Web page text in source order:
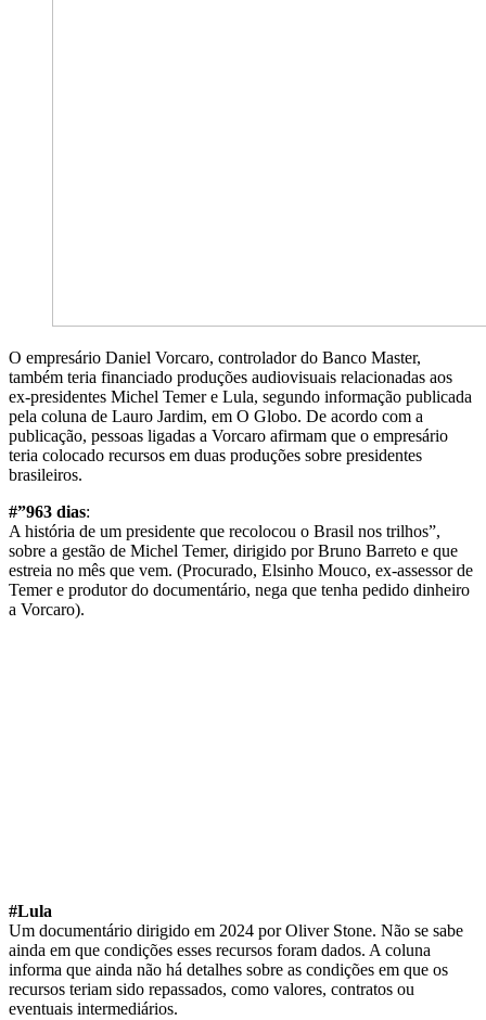
O empresário Daniel Vorcaro, controlador do Banco Master,
também teria financiado produções audiovisuais relacionadas aos
ex-presidentes Michel Temer e Lula, segundo informação publicada
pela coluna de Lauro Jardim, em O Globo. De acordo com a
publicação, pessoas ligadas a Vorcaro afirmam que o empresário
teria colocado recursos em duas produções sobre presidentes
brasileiros.
#”963 dias:
A história de um presidente que recolocou o Brasil nos trilhos”,
sobre a gestão de Michel Temer, dirigido por Bruno Barreto e que
estreia no mês que vem. (Procurado, Elsinho Mouco, ex-assessor de
Temer e produtor do documentário, nega que tenha pedido dinheiro
a Vorcaro).
#Lula
Um documentário dirigido em 2024 por Oliver Stone. Não se sabe
ainda em que condições esses recursos foram dados. A coluna
informa que ainda não há detalhes sobre as condições em que os
recursos teriam sido repassados, como valores, contratos ou
eventuais intermediários.